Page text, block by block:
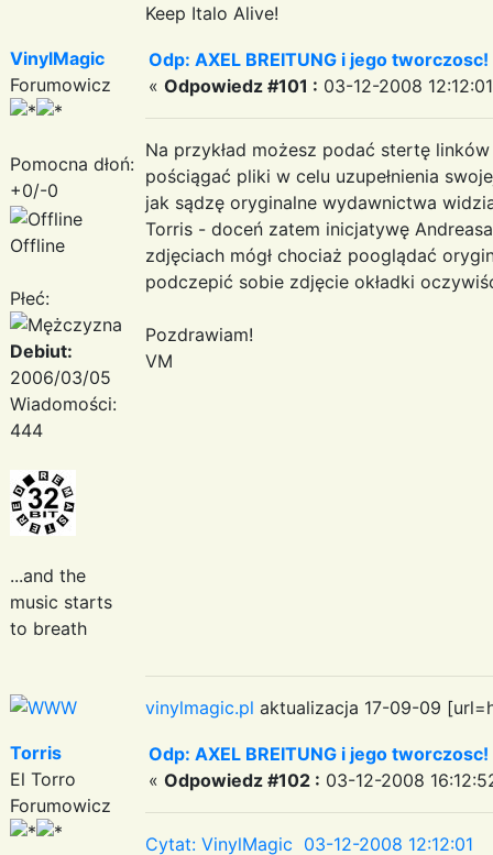
Keep Italo Alive!
VinylMagic
Forumowicz
Pomocna dłoń:
+0/-0
Offline
Płeć:
Debiut:
2006/03/05
Wiadomości:
444
...and the
music starts
to breath
Odp: AXEL BREITUNG i jego
« Odpowiedz #101 : 03-12-2008
Na przykład możesz podać stertę
pościągać pliki w celu uzupełnienia
jak sądzę oryginalne wydawnictwa
Torris - doceń zatem inicjatywę
zdjęciach mógł chociaż pooglądać
podczepić sobie zdjęcie okładki
Pozdrawiam!
VM
vinylmagic.pl aktualizacja 17-09-09
Torris
El Torro
Forumowicz
Odp: AXEL BREITUNG i jego
« Odpowiedz #102 : 03-12-2008
Cytat: VinylMagic 03-12-2008 12:12:01